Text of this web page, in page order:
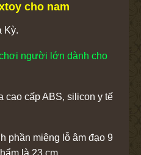
cho nam
Kỳ.
người lớn dành cho
cao cấp ABS, silicon y tế
phần miệng lỗ âm đạo 9